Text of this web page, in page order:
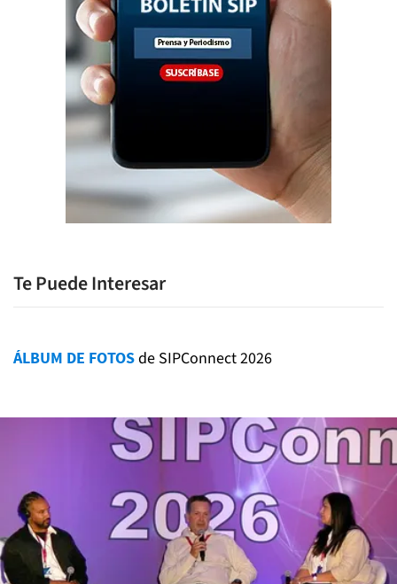
Te Puede Interesar
ÁLBUM DE FOTOSde SIPConnect 2026